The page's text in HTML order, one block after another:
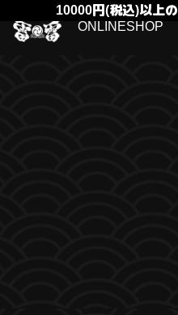
10000円(税込)以上
ONLINESHOP